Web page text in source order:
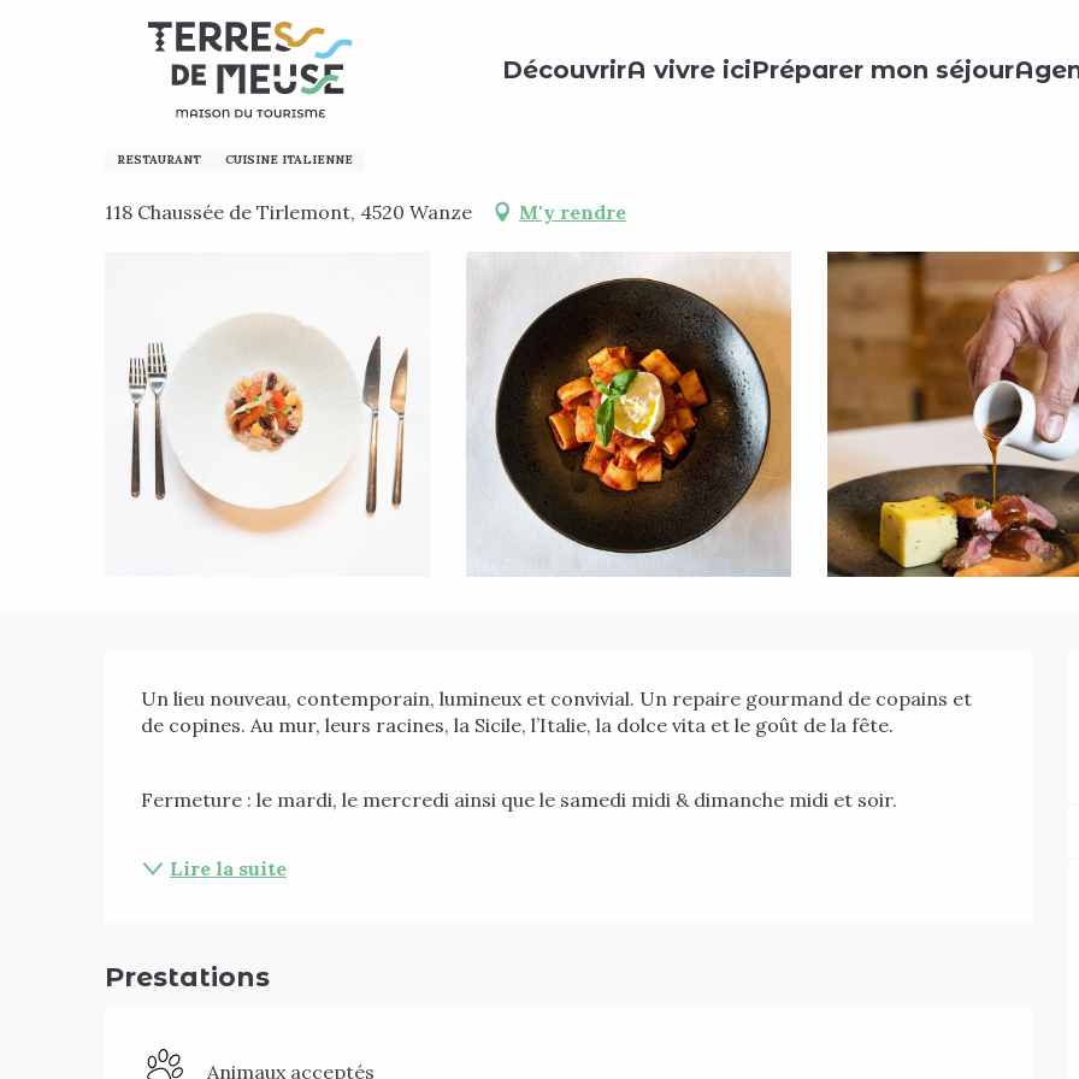
DécouvrirA vivre iciPréparer mon séjour
Accueil Préparer mon séjour
Basta!
RESTAURANT CUISINE ITALIENNE
118 Chaussée de Tirlemont, 4520 Wanze M'y rendre
Description
Un lieu nouveau, contemporain, lumineux et convivial. Un repaire gourmand de copains et
de copines. Au mur, leurs racines, la Sicile, l’Italie, la dolce vita et le goût de la fête.
Fermeture : le mardi, le mercredi ainsi que le samedi midi & dimanche midi et soir.
Lire la suite
Prestations
Animaux acceptés